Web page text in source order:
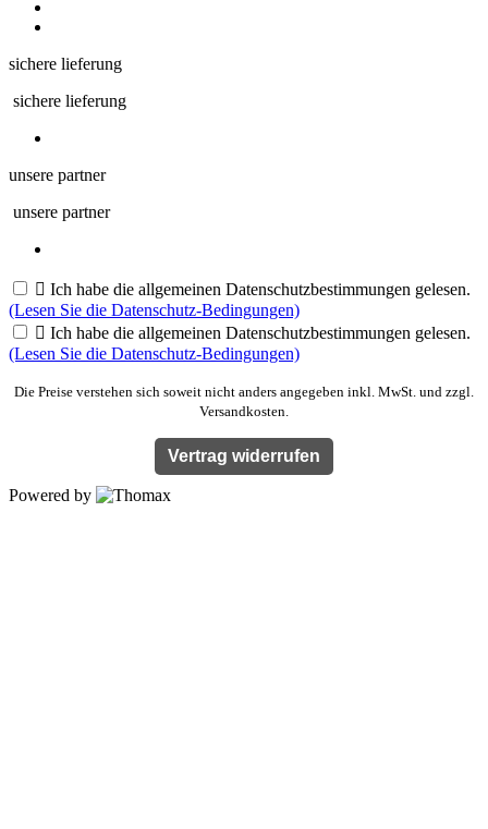
sichere lieferung
sichere lieferung
unsere partner
unsere partner
 Ich habe die allgemeinen Datenschutzbestimmungen gelesen.
(Lesen Sie die Datenschutz-Bedingungen)
 Ich habe die allgemeinen Datenschutzbestimmungen gelesen.
(Lesen Sie die Datenschutz-Bedingungen)
Die Preise verstehen sich soweit nicht anders angegeben inkl. MwSt. und zzgl.
Versandkosten.
Vertrag widerrufen
Powered by